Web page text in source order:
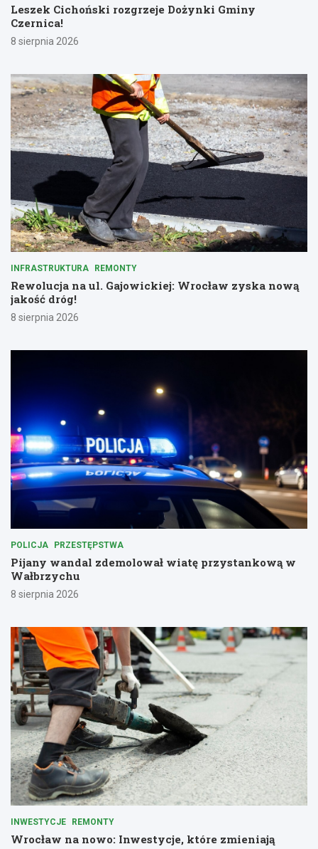
Leszek Cichoński rozgrzeje Dożynki Gminy
Czernica!
8 sierpnia 2026
INFRASTRUKTURA REMONTY
Rewolucja na ul. Gajowickiej: Wrocław zyska nową
jakość dróg!
8 sierpnia 2026
POLICJA PRZESTĘPSTWA
Pijany wandal zdemolował wiatę przystankową w
Wałbrzychu
8 sierpnia 2026
INWESTYCJE REMONTY
Wrocław na nowo: Inwestycje, które zmieniają